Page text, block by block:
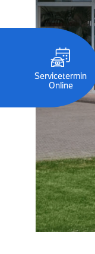
Servicetermin
Online